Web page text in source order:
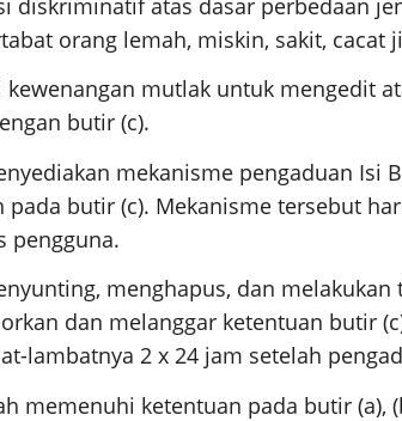
orang lemah, miskin, sakit, cacat
mutlak untuk mengedit
butir (c).
mekanisme pengaduan Isi
pada butir (c). Mekanisme tersebut
pengguna.
menghapus, dan
dan melanggar ketentuan butir
lambatnya 2 x 24 jam setelah
memenuhi ketentuan pada butir (a),